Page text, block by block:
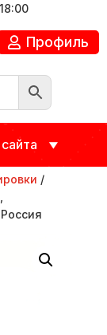
Профиль
/